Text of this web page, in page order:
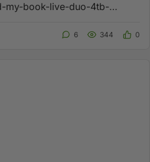
my-book-live-duo-4tb-
6 344 0